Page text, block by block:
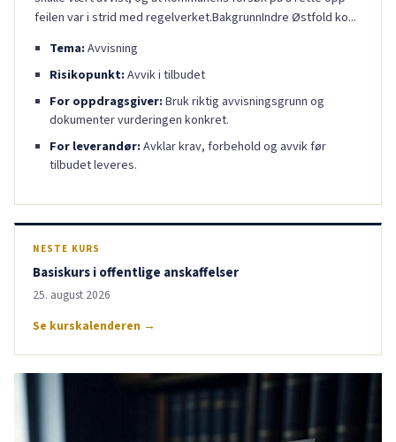
feilen var i strid med regelverket.BakgrunnIndre Østfold ko...
Tema: Avvisning
Risikopunkt: Avvik i tilbudet
For oppdragsgiver: Bruk riktig avvisningsgrunn og
dokumenter vurderingen konkret.
For leverandør: Avklar krav, forbehold og avvik før
tilbudet leveres.
NESTE KURS
Basiskurs i offentlige anskaffelser
25. august 2026
Se kurskalenderen →